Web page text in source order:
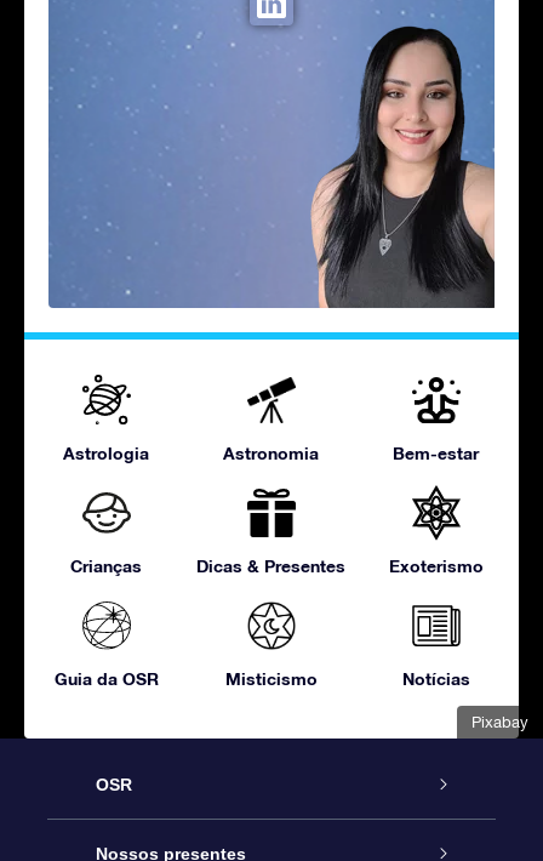
Pixabay
Astrologia Astronomia Bem-estar
Crianças Dicas & Presentes Exoterismo
Guia da OSR Misticismo Notícias
OSR
Serviço
Nossos presentes